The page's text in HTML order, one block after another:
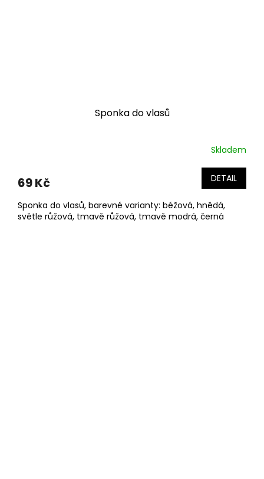
Sponka do vlasů
Skladem
69 Kč DETAIL
Sponka do vlasů, barevné varianty: béžová, hnědá,
světle růžová, tmavě růžová, tmavě modrá, černá